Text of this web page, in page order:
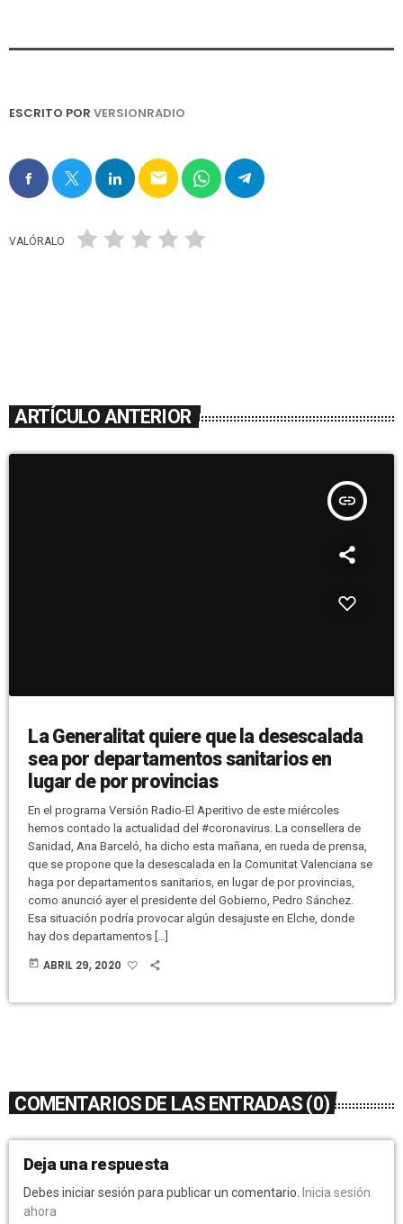
ESCRITO POR VERSIONRADIO
email
VALÓRALO
ARTÍCULO ANTERIOR
insert_link
La Generalitat quiere que la desescalada
sea por departamentos sanitarios en
lugar de por provincias
En el programa Versión Radio-El Aperitivo de este miércoles
hemos contado la actualidad del #coronavirus. La consellera de
Sanidad, Ana Barceló, ha dicho esta mañana, en rueda de prensa,
que se propone que la desescalada en la Comunitat Valenciana se
haga por departamentos sanitarios, en lugar de por provincias,
como anunció ayer el presidente del Gobierno, Pedro Sánchez.
Esa situación podría provocar algún desajuste en Elche, donde
hay dos departamentos […]
today ABRIL 29, 2020
COMENTARIOS DE LAS ENTRADAS (0)
Deja una respuesta
Debes iniciar sesión para publicar un comentario.
Inicia sesión
ahora